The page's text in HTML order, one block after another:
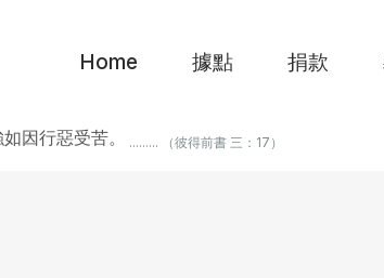
Home 據點 捐款
因行惡受苦。 ......... （彼得前書 三：17）